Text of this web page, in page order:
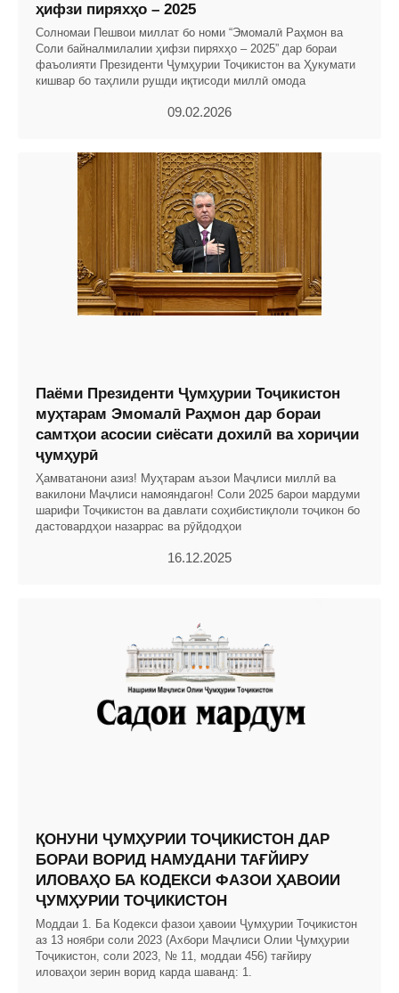
ҳифзи пиряхҳо – 2025
Солномаи Пешвои миллат бо номи “Эмомалӣ Раҳмон ва
Соли байналмилалии ҳифзи пиряхҳо – 2025” дар бораи
фаъолияти Президенти Ҷумҳурии Тоҷикистон ва Ҳукумати
кишвар бо таҳлили рушди иқтисоди миллӣ омода
09.02.2026
Паёми Президенти Ҷумҳурии Тоҷикистон
муҳтарам Эмомалӣ Раҳмон дар бораи
самтҳои асосии сиёсати дохилӣ ва хориҷии
ҷумҳурӣ
Ҳамватанони азиз! Муҳтарам аъзои Маҷлиси миллӣ ва
вакилони Маҷлиси намояндагон! Соли 2025 барои мардуми
шарифи Тоҷикистон ва давлати соҳибистиқлоли тоҷикон бо
дастовардҳои назаррас ва рӯйдодҳои
16.12.2025
ҚОНУНИ ҶУМҲУРИИ ТОҶИКИСТОН ДАР
БОРАИ ВОРИД НАМУДАНИ ТАҒЙИРУ
ИЛОВАҲО БА КОДЕКСИ ФАЗОИ ҲАВОИИ
ҶУМҲУРИИ ТОҶИКИСТОН
Моддаи 1. Ба Кодекси фазои ҳавоии Ҷумҳурии Тоҷикистон
аз 13 ноябри соли 2023 (Ахбори Маҷлиси Олии Ҷумҳурии
Тоҷикистон, соли 2023, № 11, моддаи 456) тағйиру
иловаҳои зерин ворид карда шаванд: 1.